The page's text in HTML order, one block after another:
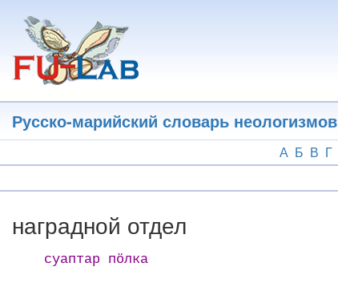
основному
содержанию
Русско-марийский словарь неологизмов
А Б В Г
наградной отдел
суаптар пӧлка